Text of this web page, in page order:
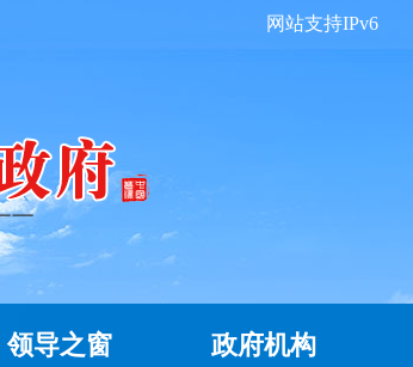
网站支持IPv6
领导之窗 政府机构